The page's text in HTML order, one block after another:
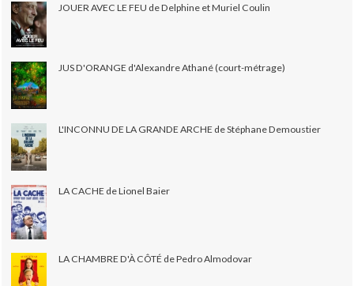
JOUER AVEC LE FEU de Delphine et Muriel Coulin
JUS D'ORANGE d'Alexandre Athané (court-métrage)
L'INCONNU DE LA GRANDE ARCHE de Stéphane Demoustier
LA CACHE de Lionel Baier
LA CHAMBRE D'À CÔTÉ de Pedro Almodovar